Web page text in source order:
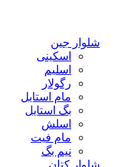
شلوار جین
اسکینی
اسلیم
رگولار
مام استایل
بگ استایل
اسلش
مام فیت
نیم بگ